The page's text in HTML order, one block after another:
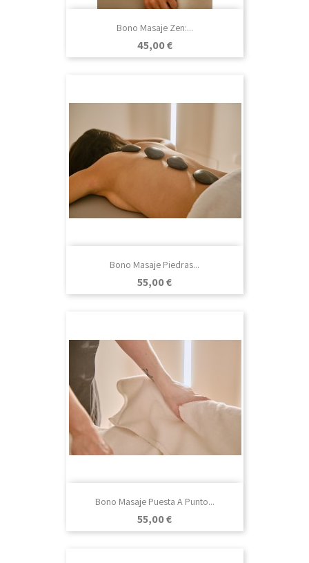
Bono Masaje Zen:...
Precio
45,00 €
Bono Masaje Piedras...
Precio
55,00 €
Bono Masaje Puesta A Punto...
Precio
55,00 €